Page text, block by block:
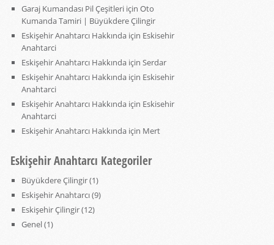
Garaj Kumandası Pil Çeşitleri içinOto
Kumanda Tamiri | Büyükdere Çilingir
Eskişehir Anahtarcı Hakkında için Eskisehir
Anahtarci
Eskişehir Anahtarcı Hakkında içinSerdar
Eskişehir Anahtarcı Hakkında için Eskisehir
Anahtarci
Eskişehir Anahtarcı Hakkında için Eskisehir
Anahtarci
Eskişehir Anahtarcı Hakkında için Mert
Eskişehir Anahtarcı Kategoriler
Büyükdere Çilingir(1)
Eskişehir Anahtarcı(9)
Eskişehir Çilingir(12)
Genel(1)